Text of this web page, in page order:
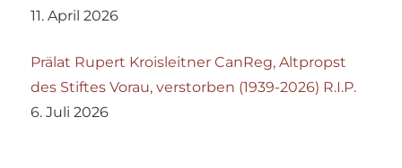
11. April 2026
Prälat Rupert Kroisleitner CanReg, Altpropst
des Stiftes Vorau, verstorben (1939-2026) R.I.P.
6. Juli 2026